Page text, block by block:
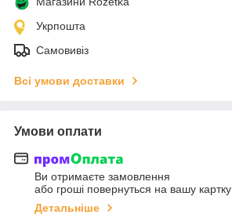
Укрпошта
Самовивіз
Всі умови доставки
Умови оплати
Ви отримаєте замовлення
або гроші повернуться на вашу картку
Детальніше